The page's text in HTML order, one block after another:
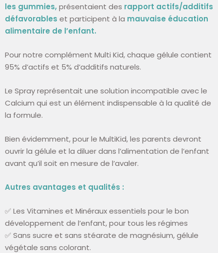
les gummies,présentaient des rapport actifs/additifs
défavorables et participent à la mauvaise éducation
alimentaire de l’enfant.
Pour notre complément Multi Kid, chaque gélule contient
95% d’actifs et 5% d’additifs naturels.
Le Spray représentait une solution incompatible avec le
Calcium qui est un élément indispensable à la qualité de
la formule.
Bien évidemment, pour le MultiKid, les parents devront
ouvrir la gélule et la diluer dans l’alimentation de l’enfant
avant qu’il soit en mesure de l’avaler.
Autres avantages et qualités :
✅ Les Vitamines et Minéraux essentiels pour le bon
développement de l’enfant, pour tous les régimes
✅ Sans sucre et sans stéarate de magnésium, gélule
végétale sans colorant.